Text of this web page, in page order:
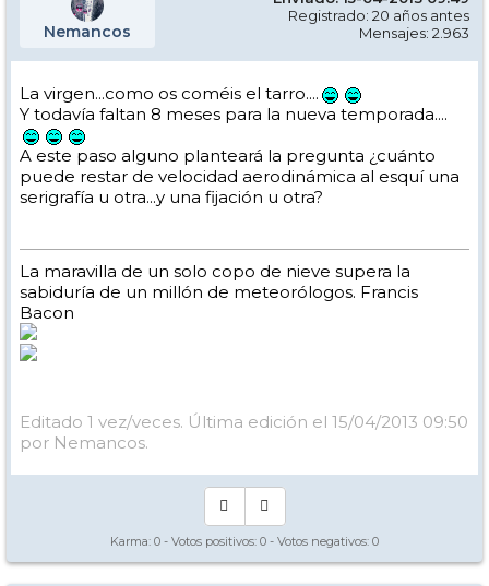
Nemancos
Registrado: 20 años antes
Mensajes: 2.963
La virgen...como os coméis el tarro....
Y todavía faltan 8 meses para la nueva temporada....
A este paso alguno planteará la pregunta ¿cuánto
puede restar de velocidad aerodinámica al esquí una
serigrafía u otra...y una fijación u otra?
La maravilla de un solo copo de nieve supera la
sabiduría de un millón de meteorólogos. Francis
Bacon
Editado 1 vez/veces. Última edición el 15/04/2013 09:50
por Nemancos.
Karma: 0 - Votos positivos: 0 - Votos negativos: 0